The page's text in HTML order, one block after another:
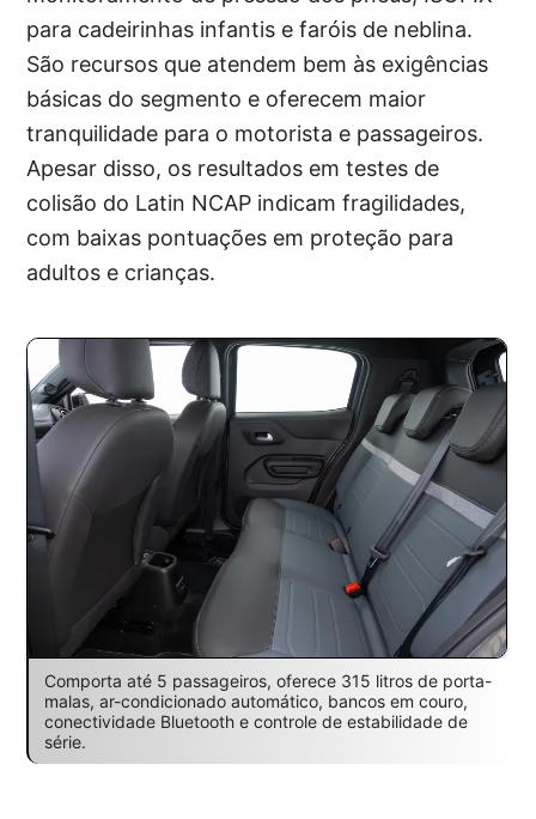
para cadeirinhas infantis e faróis de neblina.
São recursos que atendem bem às exigências
básicas do segmento e oferecem maior
tranquilidade para o motorista e passageiros.
Apesar disso, os resultados em testes de
colisão do Latin NCAP indicam fragilidades,
com baixas pontuações em proteção para
adultos e crianças.
Comporta até 5 passageiros, oferece 315 litros de porta-
malas, ar-condicionado automático, bancos em couro,
conectividade Bluetooth e controle de estabilidade de
série.